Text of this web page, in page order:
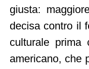
giusta:
decisa contro il
culturale prima
americano, che